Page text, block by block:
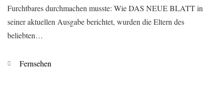
Furchtbares durchmachen musste: Wie DAS NEUE BLATT in
seiner aktuellen Ausgabe berichtet, wurden die Eltern des
beliebten…
Kategorien
Fernsehen